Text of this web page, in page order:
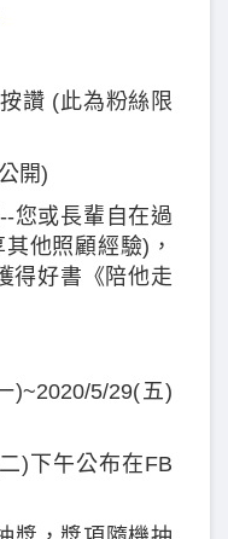
讚 (此為粉絲限
開)
您或長輩自在過
他照顧經驗)，
得好書《陪他走
)~2020/5/29(五)
)下午公布在FB